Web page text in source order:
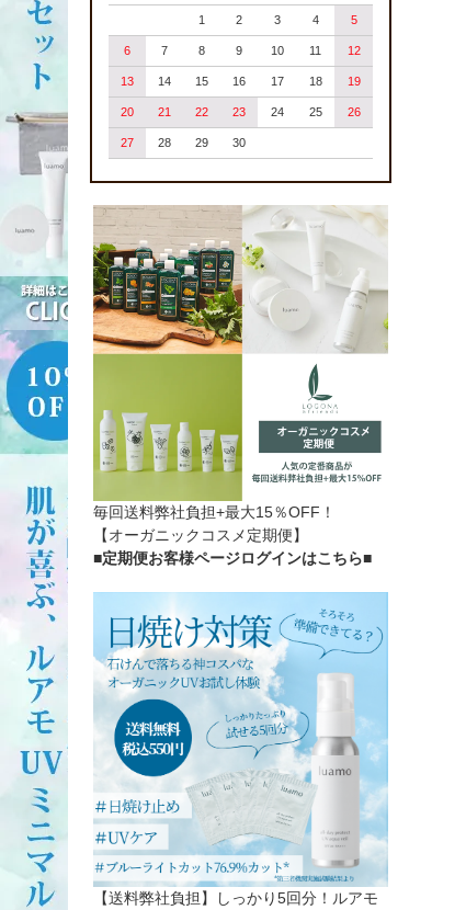
1 2 3 4 5
6 7 8 9 10 11 12
13 14 15 16 17 18 19
20 21 22 23 24 25 26
27 28 29 30
毎回送料弊社負担+最大15％OFF！
【オーガニックコスメ定期便】
■定期便お客様ページログインはこちら■
【送料弊社負担】しっかり5回分！ルアモ